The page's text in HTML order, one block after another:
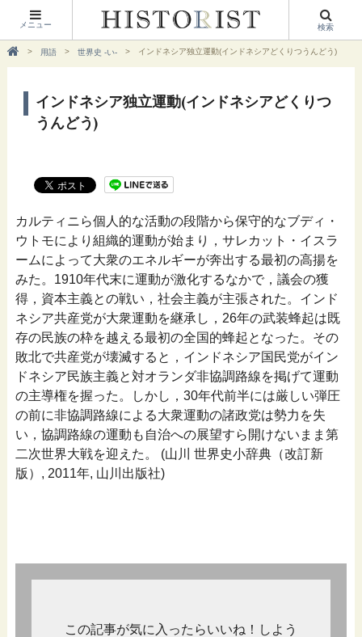
メニュー 検索
用語 世界史 -い- インドネシア独立運動(インドネシアどくりつうんどう)
インドネシア独立運動(インドネシアどくりつ
うんどう)
カルティニら個人的な活動の段階から保守的なブディ・
ウトモにより組織的運動が始まり，サレカット・イスラ
ームによって大衆のエネルギーが奔出する最初の高揚を
みた。1910年代末に運動が激化するなかで，議会の獲
得，資本主義との戦い，社会主義が主張された。インド
ネシア共産党が大衆運動を継承し，26年の武装蜂起は既
存の民族の枠を越える最初の全国的蜂起となった。その
敗北で共産党が壊滅すると，インドネシア国民党がイン
ドネシア民族主義と対オランダ非協調路線を掲げて運動
の主導権を握った。しかし，30年代前半には厳しい弾圧
の前に非協調路線による大衆運動の諸政党は勢力を失
い，協調路線の運動も自治への展望すら開けないまま第
二次世界大戦を迎えた。 (山川 世界史小辞典（改訂新
版）, 2011年, 山川出版社)
この記事が気に入ったらいいね！しよう